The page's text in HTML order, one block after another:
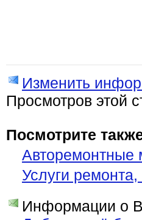
Изменить
Просмотров этой
Посмотрите
Авторемонтные
Услуги
Информации о